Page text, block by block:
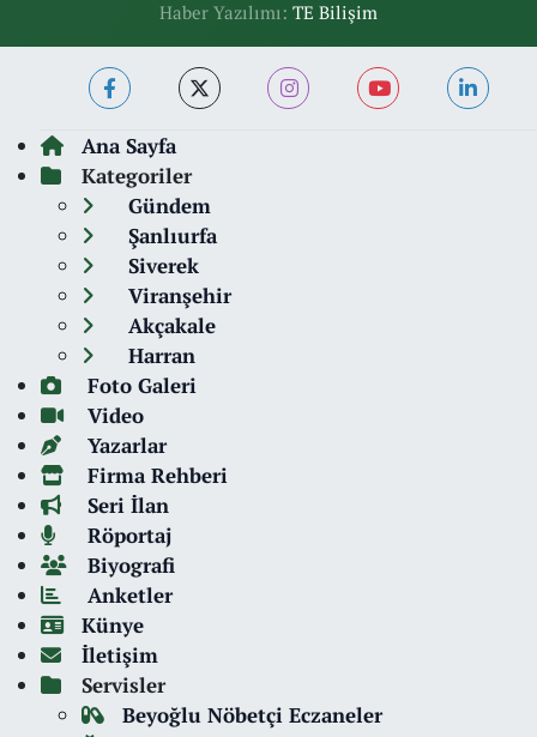
Haber Yazılımı: TE Bilişim
Ana Sayfa
Kategoriler
Gündem
Şanlıurfa
Siverek
Viranşehir
Akçakale
Harran
Foto Galeri
Video
Yazarlar
Firma Rehberi
Seri İlan
Röportaj
Biyografi
Anketler
Künye
İletişim
Servisler
Beyoğlu Nöbetçi Eczaneler